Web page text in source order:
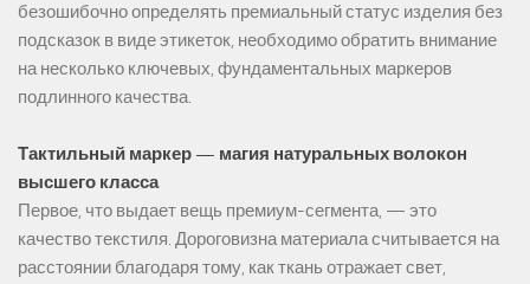
безошибочно определять премиальный статус изделия без
подсказок в виде этикеток, необходимо обратить внимание
на несколько ключевых, фундаментальных маркеров
подлинного качества.
Тактильный маркер — магия натуральных волокон
высшего класса
Первое, что выдает вещь премиум-сегмента, — это
качество текстиля. Дороговизна материала считывается на
расстоянии благодаря тому, как ткань отражает свет,